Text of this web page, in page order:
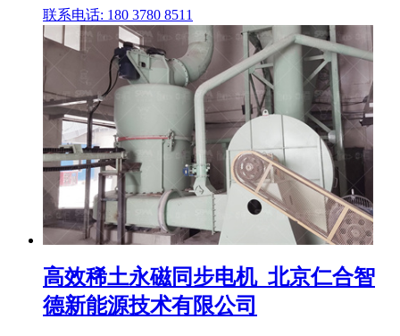
联系电话: 180 3780 8511
高效稀土永磁同步电机_北京仁合智
德新能源技术有限公司